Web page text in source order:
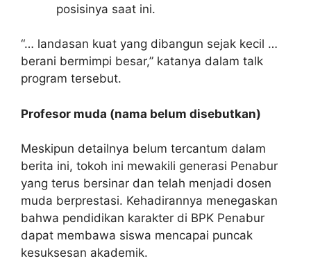
posisinya saat ini.
“… landasan kuat yang dibangun sejak kecil …
berani bermimpi besar,” katanya dalam talk
program tersebut.
Profesor muda (nama belum disebutkan)
Meskipun detailnya belum tercantum dalam
berita ini, tokoh ini mewakili generasi Penabur
yang terus bersinar dan telah menjadi dosen
muda berprestasi. Kehadirannya menegaskan
bahwa pendidikan karakter di BPK Penabur
dapat membawa siswa mencapai puncak
kesuksesan akademik.